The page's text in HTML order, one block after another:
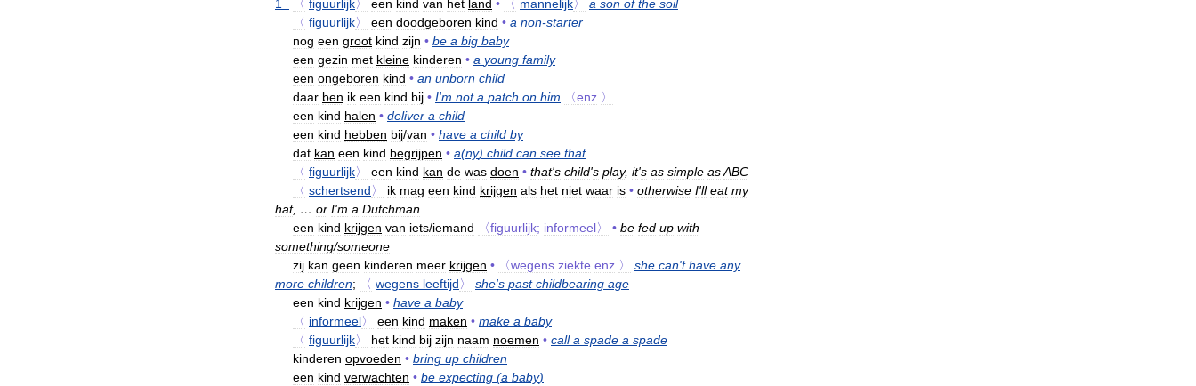
1
〈 figuurlijk〉 een kind van het land • 〈 mannelijk〉 a son of the soil
〈 figuurlijk〉 een doodgeboren kind • a non-starter
nog een groot kind zijn • be a big baby
een gezin met kleine kinderen • a young family
een ongeboren kind • an unborn child
daar ben ik een kind bij • I'm not a patch on him 〈enz 〉
een kind halen • deliver a child
een kind hebben bij/van • have a child by
dat kan een kind begrijpen • a(ny) child can see that
〈 figuurlijk〉 een kind kan de was doen • that's child's play, it's as simple asABC
〈 schertsend〉 ik mag een kind krijgen als het niet waar is • otherwise I'll eat my
hat, … or I'm a Dutchman
een kind krijgen van iets/iemand 〈figuurlijk; informeel〉 • be fed up with
something/someone
zij kan geen kinderen meer krijgen • 〈wegens ziekte enz 〉 she can't have any
more children; 〈 wegens leeftijd〉 she's past childbearing age
een kind krijgen • have a baby
〈 informeel〉 een kind maken • make a baby
〈 figuurlijk〉 het kind bij zijn naam noemen • call a spade a spade
kinderen opvoeden • bring up children
een kind verwachten • be expecting (a baby)